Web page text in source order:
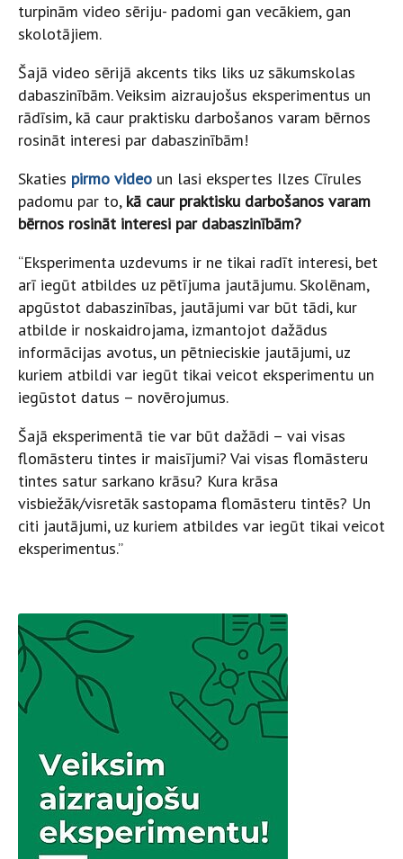
turpinām video sēriju- padomi gan vecākiem, gan
skolotājiem.
Šajā video sērijā akcents tiks liks uz sākumskolas
dabaszinībām. Veiksim aizraujošus eksperimentus un
rādīsim, kā caur praktisku darbošanos varam bērnos
rosināt interesi par dabaszinībām!
Skaties pirmo video un lasi ekspertes Ilzes Cīrules
padomu par to, kā caur praktisku darbošanos varam
bērnos rosināt interesi par dabaszinībām?
“Eksperimenta uzdevums ir ne tikai radīt interesi, bet
arī iegūt atbildes uz pētījuma jautājumu. Skolēnam,
apgūstot dabaszinības, jautājumi var būt tādi, kur
atbilde ir noskaidrojama, izmantojot dažādus
informācijas avotus, un pētnieciskie jautājumi, uz
kuriem atbildi var iegūt tikai veicot eksperimentu un
iegūstot datus – novērojumus.
Šajā eksperimentā tie var būt dažādi – vai visas
flomāsteru tintes ir maisījumi? Vai visas flomāsteru
tintes satur sarkano krāsu? Kura krāsa
visbiežāk/visretāk sastopama flomāsteru tintēs? Un
citi jautājumi, uz kuriem atbildes var iegūt tikai veicot
eksperimentus.”